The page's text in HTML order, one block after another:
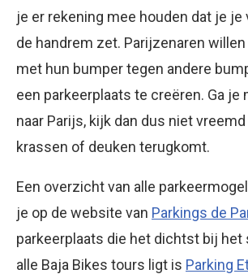
je er rekening mee houden dat je je
de handrem zet. Parijzenaren
met hun bumper tegen andere
een parkeerplaats te creëren. Ga je
naar Parijs, kijk dan dus niet
krassen of deuken terugkomt.
Een overzicht van alle
je op de website van Parkings de
parkeerplaats die het dichtst bij het
alle Baja Bikes tours ligt is Parking